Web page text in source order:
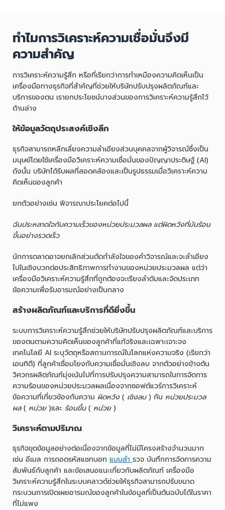
ทำไมการวิเคราะห์ความเชื่อมั่นจึงมี
ความสำคัญ
การวิเคราะห์ความรู้สึก หรือที่เรียกว่าการทำเหมืองความคิดเห็นเป็น
เครื่องมือทางธุรกิจที่สำคัญที่ช่วยให้บริษัทปรับปรุงผลิตภัณฑ์และ
บริการของตน เรายกประโยชน์บางส่วนของการวิเคราะห์ความรู้สึกไว้
ด้านล่าง
ให้ข้อมูลวัตถุประสงค์เชิงลึก
ธุรกิจสามารถหลีกเลี่ยงความลำเอียงส่วนบุคคลจากผู้วิจารณ์ซึ่งเป็น
มนุษย์โดยใช้เครื่องมือวิเคราะห์ความเชื่อมั่นของปัญญาประดิษฐ์ (AI)
ดังนั้น บริษัทได้รับผลที่สอดคล้องและเป็นรูปธรรมเมื่อวิเคราะห์ความ
คิดเห็นของลูกค้า
ยกตัวอย่างเช่น พิจารณาประโยคต่อไปนี้
ฉันประหลาดใจกับความเร็วของหน่วยประมวลผล แต่ผิดหวังที่มันร้อน
ขึ้นอย่างรวดเร็ว
นักการตลาดอาจยกเลิกส่วนตัดกำลังใจของคำวิจารณ์และจะลำเอียง
ไปในเชิงบวกต่อประสิทธิภาพการทำงานของหน่วยประมวลผล แต่ว่า
เครื่องมือวิเคราะห์ความรู้สึกที่ถูกต้องจะเรียงลำดับและจัดประเภท
ข้อความเพื่อรับอารมณ์อย่างเป็นกลาง
สร้างผลิตภัณฑ์และบริการที่ดียิ่งขึ้น
ระบบการวิเคราะห์ความรู้สึกช่วยให้บริษัทปรับปรุงผลิตภัณฑ์และบริการ
ของตนตามความคิดเห็นของลูกค้าที่แท้จริงและเฉพาะเจาะจง
เทคโนโลยี AI ระบุวัตถุหรือสถานการณ์ในโลกแห่งความจริง (เรียกว่า
เอนทิตี) ที่ลูกค้าเชื่อมโยงกับความเชื่อมั่นเชิงลบ จากตัวอย่างข้างต้น
วิศวกรผลิตภัณฑ์มุ่งเน้นไปที่การปรับปรุงความสามารถในการจัดการ
ความร้อนของหน่วยประมวลผลเนื่องจากซอฟต์แวร์การวิเคราะห์
ข้อความที่เกี่ยวข้องกับความ ผิดหวัง( เชิงลบ) กับ หน่วยประมวล
ผล( หน่วย)และ ร้อนขึ้น( หน่วย)
วิเคราะห์ตามปริมาณ
ธุรกิจขุดข้อมูลอย่างต่อเนื่องจากข้อมูลที่ไม่มีโครงสร้างจำนวนมาก
เช่น อีเมล การถอดรหัสแชทบอท แบบสำรวจ บันทึกการจัดการความ
สัมพันธ์กับลูกค้า และข้อเสนอแนะเกี่ยวกับผลิตภัณฑ์ เครื่องมือ
วิเคราะห์ความรู้สึกในระบบคลาวด์ช่วยให้ธุรกิจสามารถปรับขนาด
กระบวนการเปิดเผยอารมณ์ของลูกค้าในข้อมูลที่เป็นต้นฉบับได้ในราคา
ที่ไม่แพง